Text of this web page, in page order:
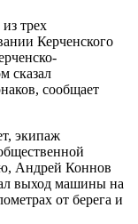
трех
Керченского
сказал
сообщает
экипаж
Андрей Коннов
выход машины на
от берега и